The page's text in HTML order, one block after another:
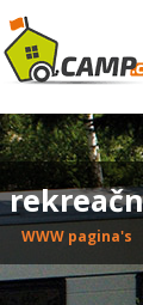
WWW pagina's